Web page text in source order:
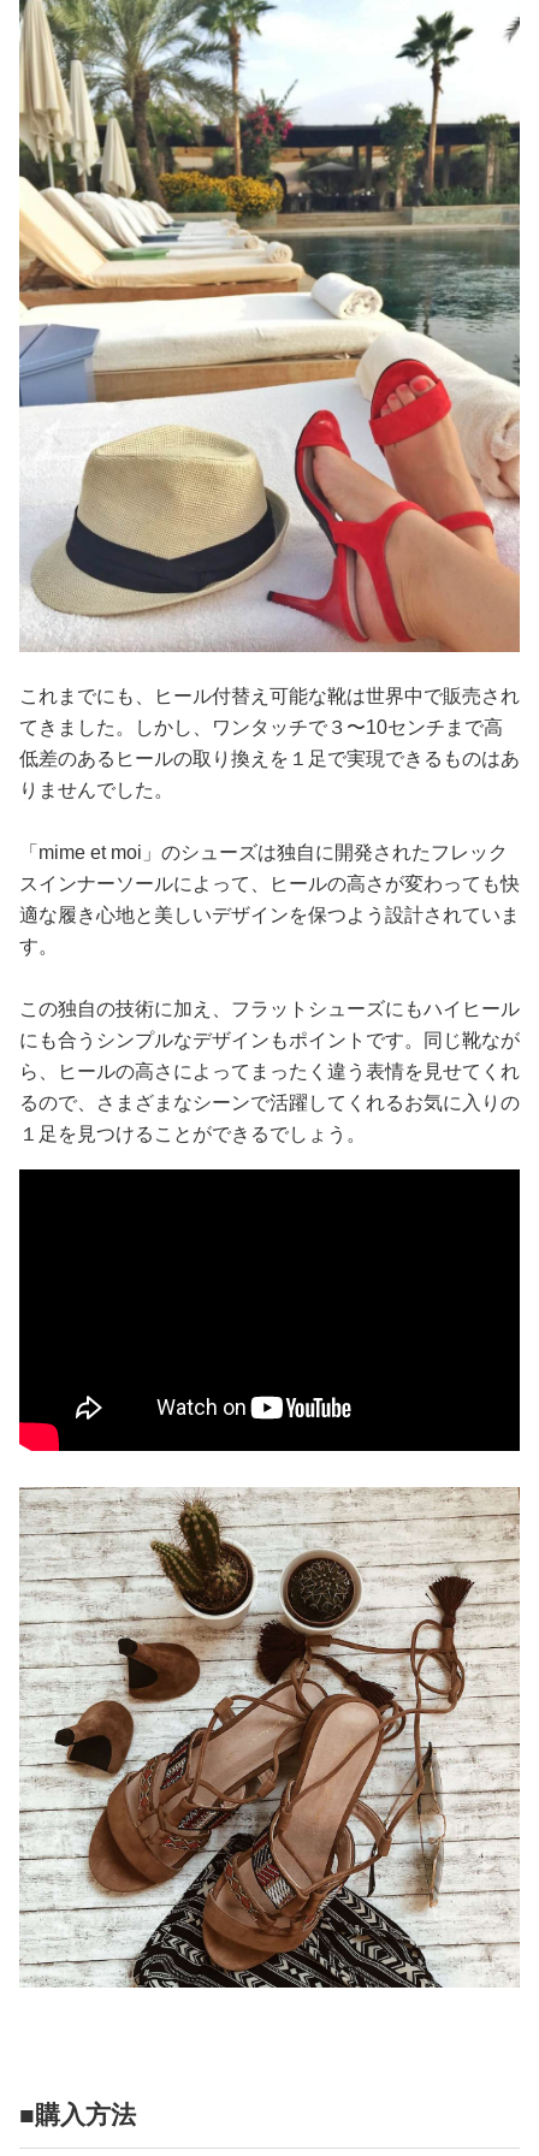
これまでにも、ヒール付替え可能な靴は世界中で販売され
てきました。しかし、ワンタッチで３〜10センチまで高
低差のあるヒールの取り換えを１足で実現できるものはあ
りませんでした。
「mime et moi」のシューズは独自に開発されたフレック
スインナーソールによって、ヒールの高さが変わっても快
適な履き心地と美しいデザインを保つよう設計されていま
す。
この独自の技術に加え、フラットシューズにもハイヒール
にも合うシンプルなデザインもポイントです。同じ靴なが
ら、ヒールの高さによってまったく違う表情を見せてくれ
るので、さまざまなシーンで活躍してくれるお気に入りの
１足を見つけることができるでしょう。
■購入方法